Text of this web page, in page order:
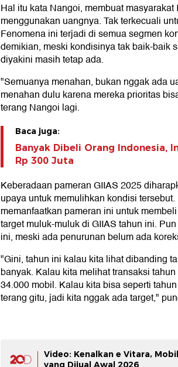
Hal itu kata Nangoi, membuat
menggunakan uangnya. Tak terkecuali
Fenomena ini terjadi di semua segmen
demikian, meski kondisinya tak baik-baik
diyakini masih tetap ada.
"Semuanya menahan, bukan nggak ada
menahan dulu karena mereka prioritas
terang Nangoi lagi.
Baca juga:
Banyak Dibeli Orang Indonesia,
Rp 300 Juta
Keberadaan pameran GIIAS 2025
upaya untuk memulihkan kondisi
memanfaatkan pameran ini untuk
target muluk-muluk di GIIAS tahun ini.
ini, meski ada penurunan belum ada
"Gini, tahun ini kalau kita lihat dibanding
banyak. Kalau kita melihat transaksi
34.000 mobil. Kalau kita bisa seperti
terang gitu, jadi kita nggak ada target,"
Video: Kenalkan e Vitara,
yang Dijual Awal 2026